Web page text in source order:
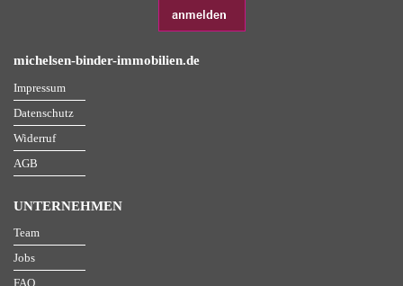
michelsen-binder-immobilien.de
Impressum
Datenschutz
Widerruf
AGB
UNTERNEHMEN
Team
Jobs
FAQ